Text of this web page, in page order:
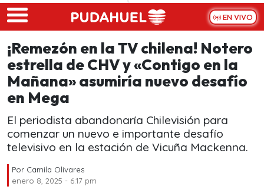
Skip to main content
EN VIVO
¡Remezón en la TV chilena! Notero
estrella de CHV y «Contigo en la
Mañana» asumiría nuevo desafío
en Mega
El periodista abandonaría Chilevisión para
comenzar un nuevo e importante desafío
televisivo en la estación de Vicuña Mackenna.
Por Camila Olivares
enero 8, 2025 - 6:17 pm